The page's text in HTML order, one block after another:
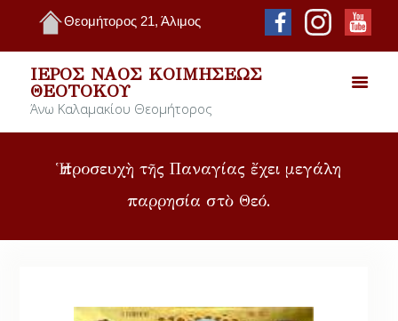
Θεομήτορος 21, Άλιμος
ΙΕΡΌΣ ΝΑΌΣ ΚΟΙΜΉΣΕΩΣ
ΘΕΟΤΌΚΟΥ
Άνω Καλαμακίου Θεομήτορος
Ἡ προσευχὴ τῆς Παναγίας ἔχει μεγάλη
παρρησία στὸ Θεό.